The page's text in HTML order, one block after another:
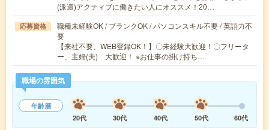
(派遣)アクティブに働きたい人にオススメ！20…
応募資格
職種未経験OK / ブランクOK / パソコンスキル不要 / 英語力不
要
【来社不要、WEB登録OK！】〇未経験大歓迎！〇フリータ
ー、主婦(夫) 大歓迎！ ※お仕事の掛け持ち…
職場の雰囲気
年齢層
20代
30代 40代 50代 60代